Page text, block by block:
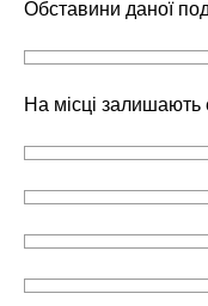
Обставини даної
На місці залишають